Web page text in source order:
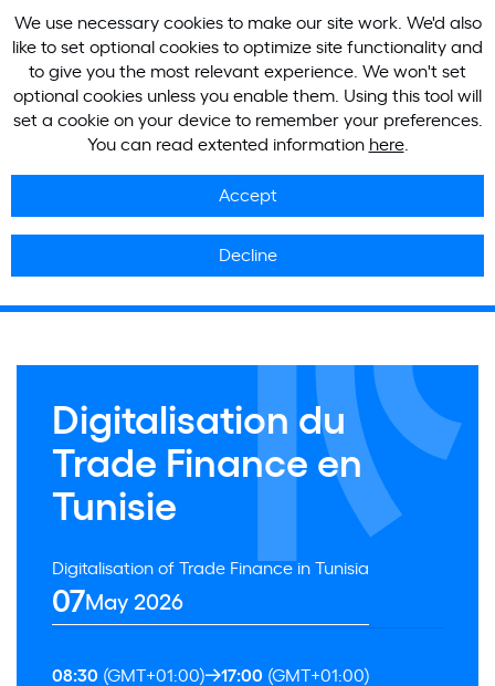
We use necessary cookies to make our site work. We'd also
like to set optional cookies to optimize site functionality and
to give you the most relevant experience. We won't set
optional cookies unless you enable them. Using this tool will
set a cookie on your device to remember your preferences.
You can read extented information here.
Accept
Decline
Digitalisation du
Trade Finance en
Tunisie
Digitalisation of Trade Finance in Tunisia
07May 2026
08:30 (GMT+01:00) 17:00 (GMT+01:00)